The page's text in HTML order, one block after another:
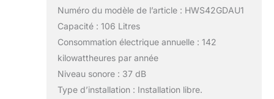
Numéro du modèle de l’article : HWS42GDAU1
Capacité : 106 Litres
Consommation électrique annuelle : 142
kilowattheures par année
Niveau sonore : 37 dB
Type d’installation : Installation libre.